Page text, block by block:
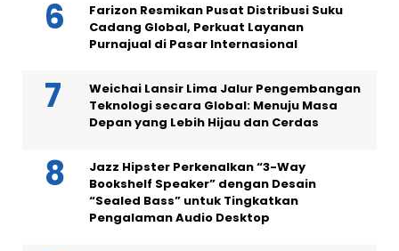
Farizon Resmikan Pusat Distribusi Suku
Cadang Global, Perkuat Layanan
Purnajual di Pasar Internasional
Weichai Lansir Lima Jalur Pengembangan
Teknologi secara Global: Menuju Masa
Depan yang Lebih Hijau dan Cerdas
Jazz Hipster Perkenalkan “3-Way
Bookshelf Speaker” dengan Desain
“Sealed Bass” untuk Tingkatkan
Pengalaman Audio Desktop